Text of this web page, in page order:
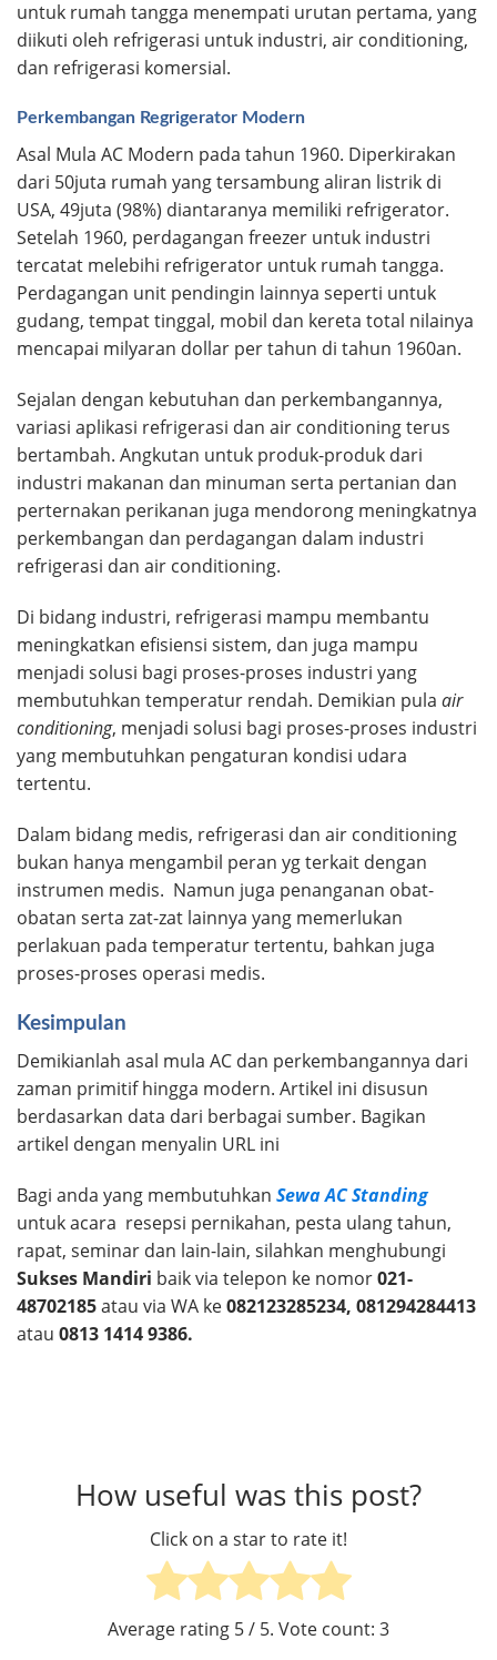
untuk rumah tangga menempati urutan pertama, yang
diikuti oleh refrigerasi untuk industri, air conditioning,
dan refrigerasi komersial.
Perkembangan Regrigerator Modern
Asal Mula AC Modern pada tahun 1960. Diperkirakan
dari 50juta rumah yang tersambung aliran listrik di
USA, 49juta (98%) diantaranya memiliki refrigerator.
Setelah 1960, perdagangan freezer untuk industri
tercatat melebihi refrigerator untuk rumah tangga.
Perdagangan unit pendingin lainnya seperti untuk
gudang, tempat tinggal, mobil dan kereta total nilainya
mencapai milyaran dollar per tahun di tahun 1960an.
Sejalan dengan kebutuhan dan perkembangannya,
variasi aplikasi refrigerasi dan air conditioning terus
bertambah. Angkutan untuk produk-produk dari
industri makanan dan minuman serta pertanian dan
perternakan perikanan juga mendorong meningkatnya
perkembangan dan perdagangan dalam industri
refrigerasi dan air conditioning.
Di bidang industri, refrigerasi mampu membantu
meningkatkan efisiensi sistem, dan juga mampu
menjadi solusi bagi proses-proses industri yang
membutuhkan temperatur rendah. Demikian pula air
conditioning, menjadi solusi bagi proses-proses industri
yang membutuhkan pengaturan kondisi udara
tertentu.
Dalam bidang medis, refrigerasi dan air conditioning
bukan hanya mengambil peran yg terkait dengan
instrumen medis. Namun juga penanganan obat-
obatan serta zat-zat lainnya yang memerlukan
perlakuan pada temperatur tertentu, bahkan juga
proses-proses operasi medis.
Kesimpulan
Demikianlah asal mula AC dan perkembangannya dari
zaman primitif hingga modern. Artikel ini disusun
berdasarkan data dari berbagai sumber. Bagikan
artikel dengan menyalin URL ini
Bagi anda yang membutuhkan Sewa AC Standing
untuk acara resepsi pernikahan, pesta ulang tahun,
rapat, seminar dan lain-lain, silahkan menghubungi
Sukses Mandiri baik via telepon ke nomor021-
48702185atau via WA ke082123285234, 081294284413
atau 0813 1414 9386.
How useful was this post?
Click on a star to rate it!
Average rating 5/ 5. Vote count: 3